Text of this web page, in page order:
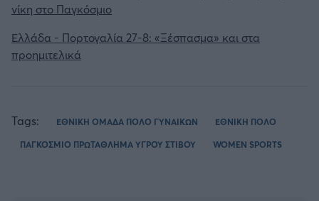
νίκη στο Παγκόσμιο
Ελλάδα - Πορτογαλία 27-8: «Ξέσπασμα» και στα
προημιτελικά
Tags: ΕΘΝΙΚΗ ΟΜΑΔΑ ΠΟΛΟ ΓΥΝΑΙΚΩΝ
ΕΘΝΙΚΗ ΠΟΛΟ
ΠΑΓΚΟΣΜΙΟ ΠΡΩΤΑΘΛΗΜΑ ΥΓΡΟΥ ΣΤΙΒΟΥ
WOMEN SPORTS